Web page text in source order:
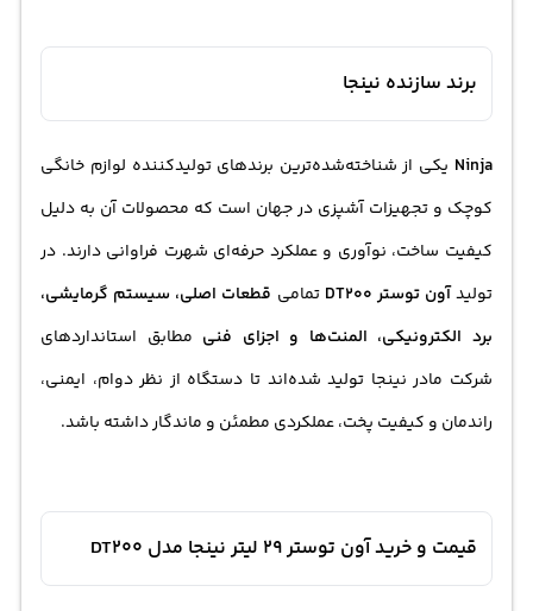
برند سازنده نینجا
Ninja یکی از شناخته‌شده‌ترین برندهای تولیدکننده لوازم خانگی
کوچک و تجهیزات آشپزی در جهان است که محصولات آن به دلیل
کیفیت ساخت، نوآوری و عملکرد حرفه‌ای شهرت فراوانی دارند. در
تولیدآون توستر DT200 تمامی قطعات اصلی، سیستم گرمایشی،
برد الکترونیکی، المنت‌ها و اجزای فنی مطابق استانداردهای
شرکت مادر نینجا تولید شده‌اند تا دستگاه از نظر دوام، ایمنی،
راندمان و کیفیت پخت، عملکردی مطمئن و ماندگار داشته باشد.
قیمت و خرید آون توستر 29 لیتر نینجا مدل DT200